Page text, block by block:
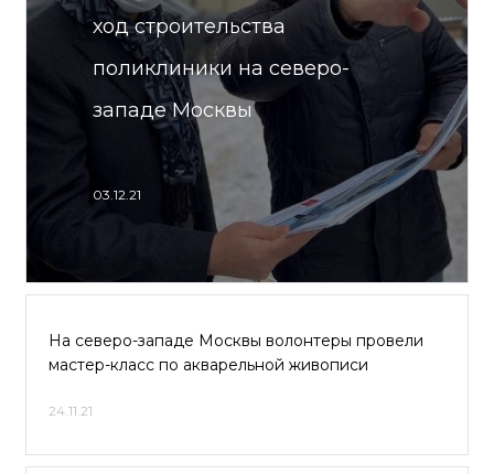
ход строительства
поликлиники на северо-
западе Москвы
03.12.21
На северо-западе Москвы волонтеры провели
мастер-класс по акварельной живописи
24.11.21